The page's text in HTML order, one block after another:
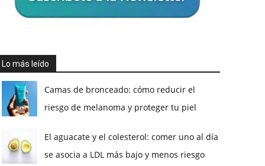
Lo más leído
Camas de bronceado: cómo reducir el
riesgo de melanoma y proteger tu piel
El aguacate y el colesterol: comer uno al día
se asocia a LDL más bajo y menos riesgo